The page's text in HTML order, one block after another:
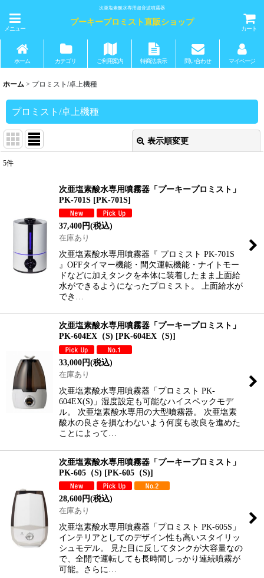
次亜塩素酸水専用超音波噴霧器
メニュー
プーキープロミスト直販ショップ
カート
ホーム カテゴリ ご利用案内 特商法表示 問い合わせ マイページ
ホーム > プロミスト/卓上機種
プロミスト/卓上機種
表示順変更
5件
次亜塩素酸水専用噴霧器「プーキープロミスト」
PK-701S [PK-701S]
37,400円(税込)
在庫あり
次亜塩素酸水専用噴霧器『 プロミスト PK-701S
』OFFタイマー機能・間欠運転機能・ナイトモー
ドなどに加えタンクを本体に装着したまま上面給
水ができるようになったプロミスト。 上面給水が
でき…
次亜塩素酸水専用噴霧器「プーキープロミスト」
PK-604EX（S) [PK-604EX（S)]
33,000円(税込)
在庫あり
次亜塩素酸水専用噴霧器「プロミスト PK-
604EX(S)」湿度設定も可能なハイスペックモデ
ル。 次亜塩素酸水専用の大型噴霧器。 次亜塩素
酸水の良さを損なわないよう何度も改良を進めた
ことによって…
次亜塩素酸水専用噴霧器「プーキープロミスト」
PK-605（S) [PK-605（S)]
28,600円(税込)
在庫あり
次亜塩素酸水専用噴霧器「プロミスト PK-605S」
インテリアとしてのデザイン性も高いスタイリッ
シュモデル。 見た目に反してタンクが大容量なの
で、全開で運転しても長時間しっかり連続噴霧が
可能。さらに…